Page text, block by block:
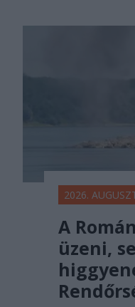
2026.
A
üzeni,